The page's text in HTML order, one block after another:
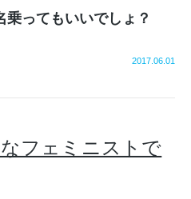
乗ってもいいでしょ？
2017.06.01
フェミニストで